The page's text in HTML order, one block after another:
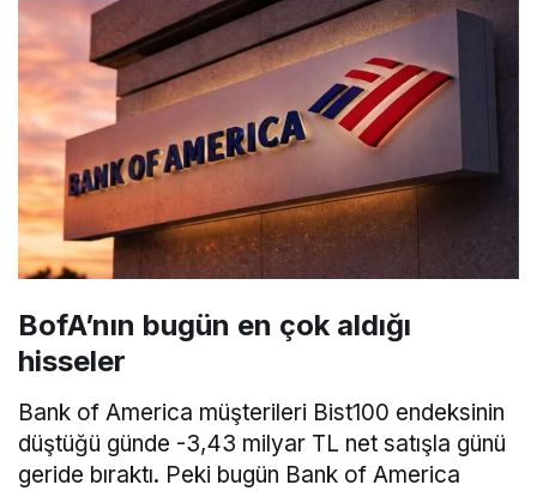
BofA’nın bugün en çok aldığı
hisseler
Bank of America müşterileri Bist100 endeksinin
düştüğü günde -3,43 milyar TL net satışla günü
geride bıraktı. Peki bugün Bank of America